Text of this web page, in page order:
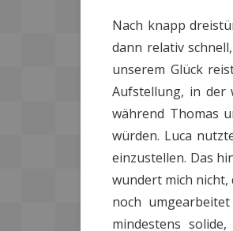
Nach knapp
dann relativ
unserem Glück
Aufstellung, in der
während Thomas
würden. Luca
einzustellen. Das
wundert mich nicht,
noch
mindestens